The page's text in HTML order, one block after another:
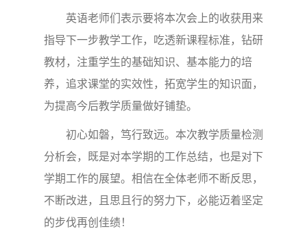
英语老师们表示要将本次会上的收获用来
指导下一步教学工作，吃透新课程标准，钻研
教材，注重学生的基础知识、基本能力的培
养，追求课堂的实效性，拓宽学生的知识面，
为提高今后教学质量做好铺垫。
初心如磐，笃行致远。本次教学质量检测
分析会，既是对本学期的工作总结，也是对下
学期工作的展望。相信在全体老师不断反思，
不断改进，且思且行的努力下，必能迈着坚定
的步伐再创佳绩！